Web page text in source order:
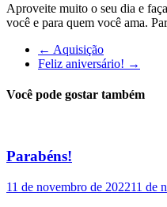
Aproveite muito o seu dia e
você e para quem você ama.
← Aquisição
Feliz aniversário! →
Você pode gostar também
Parabéns!
11 de novembro de 202211 de